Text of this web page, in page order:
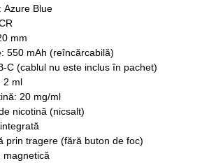
Azure Blue
mm
550 mAh (reîncărcabilă)
C (cablul nu este inclus în pachet)
2 ml
20 mg/ml
nicotină (nicsalt)
prin tragere (fără buton de foc)
magnetică